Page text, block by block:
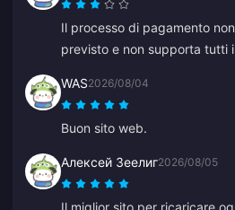
Il processo di pagamento
previsto e non supporta tutti
durante la ricarica e il servizio
rispondere. Inoltre, non è
vengano elaborati. Se questi
risolti, sarebbe molto più
WAS2026/08/04
Buon sito web.
Алексей Зеелиг2026/08/05